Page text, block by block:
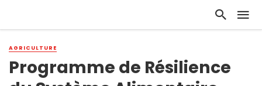
AGRICULTURE
Programme de Résilience